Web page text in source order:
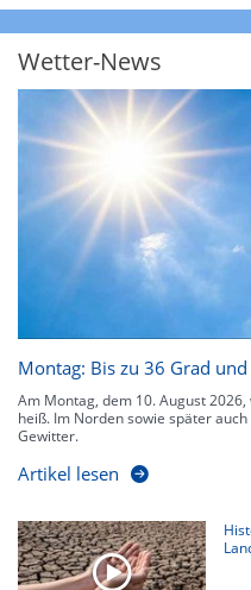
Wetter-News
Montag: Bis zu 36 Grad
Am Montag, dem 10. August
heiß. Im Norden sowie später
Gewitter.
Artikel lesen